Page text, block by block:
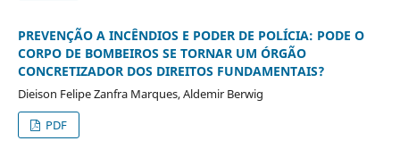
PREVENÇÃO A INCÊNDIOS E PODER DE POLÍCIA: PODE O
CORPO DE BOMBEIROS SE TORNAR UM ÓRGÃO
CONCRETIZADOR DOS DIREITOS FUNDAMENTAIS?
Dieison Felipe Zanfra Marques, Aldemir Berwig
PDF